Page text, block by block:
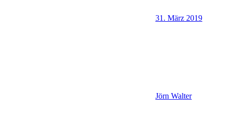
31. März 2019
Jörn Walter